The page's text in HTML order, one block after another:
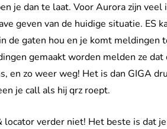
je dan te laat. Voor Aurora zijn
geven van de huidige situatie. ES
de gaten hou en je komt meldingen
gemaakt worden melden ze
en zo weer weg! Het is dan GIGA
je call als hij qrz roept.
verder niet! Het beste is dat